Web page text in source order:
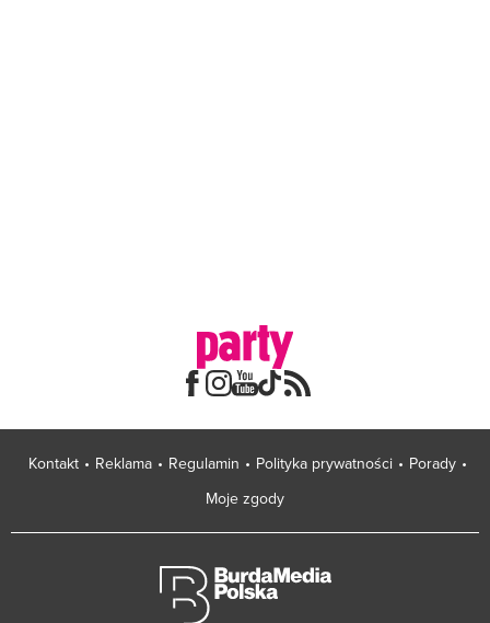
Kontakt Reklama Regulamin Polityka prywatności
Porady
Moje zgody